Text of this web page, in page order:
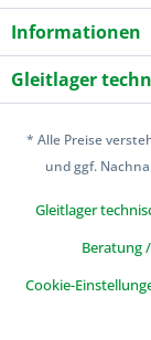
Informationen
Gleitlager
* Alle Preise
und ggf.
Gleitlager
Beratung
Cookie-